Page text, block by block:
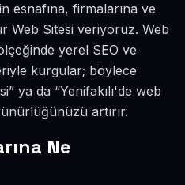
esnafına, firmalarına ve
Web Sitesi veriyoruz. Web
yerel SEO ve
kurgular; böylece
ya da “Yenifakılı'de web
artırır.
Ne